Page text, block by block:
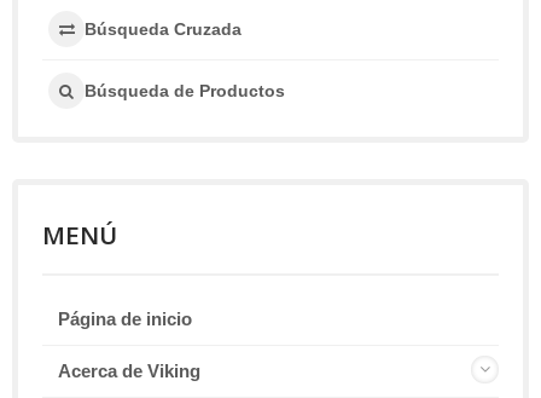
Búsqueda Cruzada
Búsqueda de Productos
MENÚ
Página de inicio
Acerca de Viking